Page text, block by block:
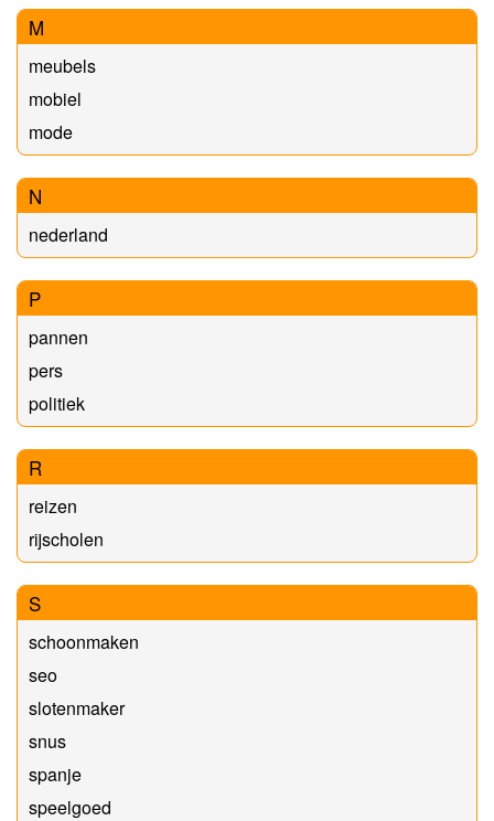
M
meubels
mobiel
mode
N
nederland
P
pannen
pers
politiek
R
reizen
rijscholen
S
schoonmaken
seo
slotenmaker
snus
spanje
speelgoed